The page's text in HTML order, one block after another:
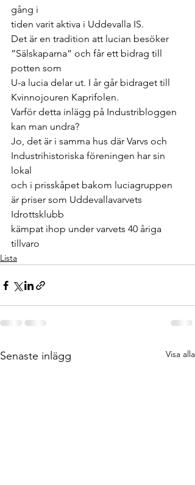
gång i
tiden varit aktiva i Uddevalla IS.
Det är en tradition att lucian besöker
”Sälskaparna” och får ett bidrag till
potten som
U-a lucia delar ut. I år går bidraget till
Kvinnojouren Kaprifolen.
Varför detta inlägg på Industribloggen
kan man undra?
Jo, det är i samma hus där Varvs och
Industrihistoriska föreningen har sin
lokal
och i prisskåpet bakom luciagruppen
är priser som Uddevallavarvets
Idrottsklubb
kämpat ihop under varvets 40 åriga
tillvaro
Lista
Senaste inlägg Visa alla